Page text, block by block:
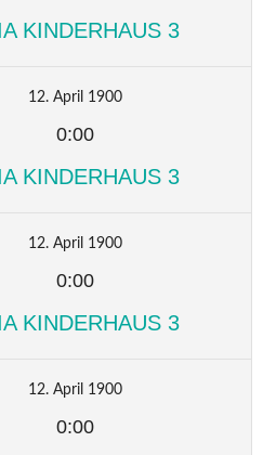
KINDERHAUS 3
12. April 1900
0:00
KINDERHAUS 3
12. April 1900
0:00
KINDERHAUS 3
12. April 1900
0:00